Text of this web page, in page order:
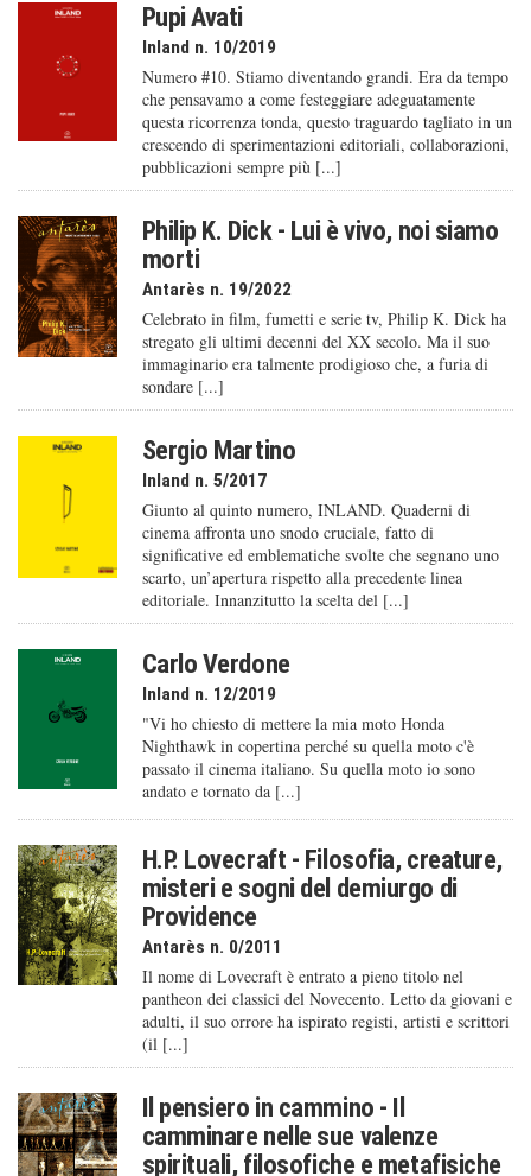
Pupi Avati
Inland n. 10/2019
Numero #10. Stiamo diventando grandi. Era da tempo
che pensavamo a come festeggiare adeguatamente
questa ricorrenza tonda, questo traguardo tagliato in un
crescendo di sperimentazioni editoriali, collaborazioni,
pubblicazioni sempre più [...]
Philip K. Dick - Lui è vivo, noi siamo
morti
Antarès n. 19/2022
Celebrato in film, fumetti e serie tv, Philip K. Dick ha
stregato gli ultimi decenni del XX secolo. Ma il suo
immaginario era talmente prodigioso che, a furia di
sondare [...]
Sergio Martino
Inland n. 5/2017
Giunto al quinto numero, INLAND. Quaderni di
cinema affronta uno snodo cruciale, fatto di
significative ed emblematiche svolte che segnano uno
scarto, un’apertura rispetto alla precedente linea
editoriale. Innanzitutto la scelta del [...]
Carlo Verdone
Inland n. 12/2019
"Vi ho chiesto di mettere la mia moto Honda
Nighthawk in copertina perché su quella moto c'è
passato il cinema italiano. Su quella moto io sono
andato e tornato da [...]
H.P. Lovecraft - Filosofia, creature,
misteri e sogni del demiurgo di
Providence
Antarès n. 0/2011
Il nome di Lovecraft è entrato a pieno titolo nel
pantheon dei classici del Novecento. Letto da giovani e
adulti, il suo orrore ha ispirato registi, artisti e scrittori
(il [...]
Il pensiero in cammino - Il
camminare nelle sue valenze
spirituali, filosofiche e metafisiche